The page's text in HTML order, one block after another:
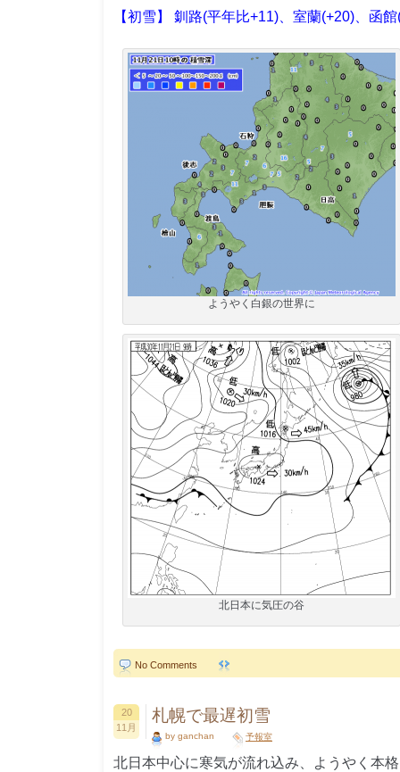
【初雪】 釧路(平年比+11)、室蘭(+20)、函
ようやく白銀の世界に
北日本に気圧の谷
No Comments
20
11月
札幌で最遅初雪
by ganchan 予報室
北日本中心に寒気が流れ込み、ようやく本